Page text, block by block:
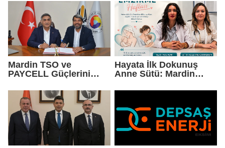
Mardin TSO ve
PAYCELL Güçlerini
Hayata İlk Dokunuş
Anne Sütü: Mardin
Farkındalık Çağrısı